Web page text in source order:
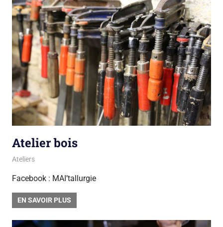
Atelier bois
13 avril 2018
sarah mpa
Ateliers
Facebook : MAI’tallurgie
EN SAVOIR PLUS